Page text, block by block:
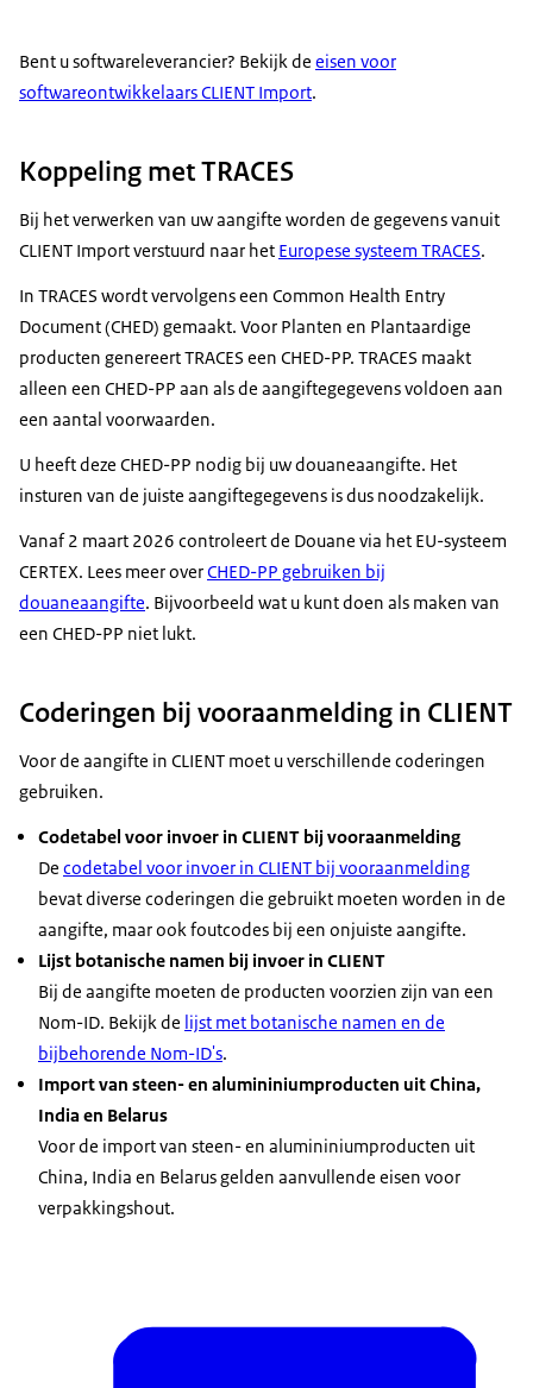
Bent u softwareleverancier? Bekijk de eisen voor
softwareontwikkelaars CLIENT Import.
Koppeling met TRACES
Bij het verwerken van uw aangifte worden de gegevens vanuit
CLIENT Import verstuurd naar het Europese systeem TRACES.
In TRACES wordt vervolgens een Common Health Entry
Document (CHED) gemaakt. Voor Planten en Plantaardige
producten genereert TRACES een CHED-PP. TRACES maakt
alleen een CHED-PP aan als de aangiftegegevens voldoen aan
een aantal voorwaarden.
U heeft deze CHED-PP nodig bij uw douaneaangifte. Het
insturen van de juiste aangiftegegevens is dus noodzakelijk.
Vanaf 2 maart 2026 controleert de Douane via het EU-systeem
CERTEX. Lees meer overCHED-PP gebruiken bij
douaneaangifte. Bijvoorbeeld wat u kunt doen als maken van
een CHED-PP niet lukt.
Coderingen bij vooraanmelding in CLIENT
Voor de aangifte in CLIENT moet u verschillende coderingen
gebruiken.
Codetabel voor invoer in CLIENT bij vooraanmelding
De codetabel voor invoer in CLIENT bij vooraanmelding
bevat diverse coderingen die gebruikt moeten worden in de
aangifte, maar ook foutcodes bij een onjuiste aangifte.
Lijst botanische namen bij invoer in CLIENT
Bij de aangifte moeten de producten voorzien zijn van een
Nom-ID. Bekijk de lijst met botanische namen en de
bijbehorende Nom-ID's.
Import van steen- en alumininiumproducten uit China,
India en Belarus
Voor de import van steen- en alumininiumproducten uit
China, India en Belarus gelden aanvullende eisen voor
verpakkingshout.